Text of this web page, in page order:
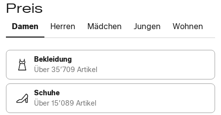
Preis
Damen Herren Mädchen Jungen Wohnen
Bekleidung
Über 35’709 Artikel
Schuhe
Über 15’089 Artikel